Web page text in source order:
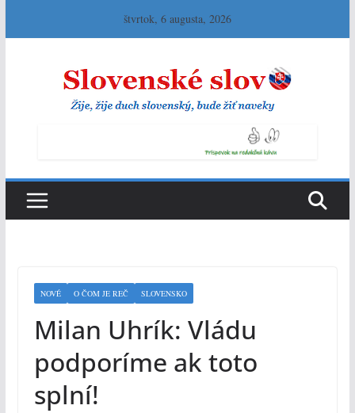
štvrtok, 6 augusta, 2026
NOVÉ O ČOM JE REČ SLOVENSKO
Milan Uhrík: Vládu
podporíme ak toto
splní!